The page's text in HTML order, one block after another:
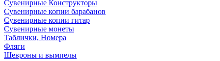
Сувенирные Конструкторы
Сувенирные копии барабанов
Сувенирные копии гитар
Сувенирные монеты
Таблички, Номера
Фляги
Шевроны и вымпелы